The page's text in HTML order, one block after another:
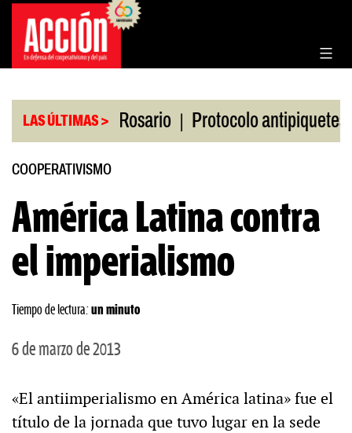
Saltar
contenido
LAS ÚLTIMAS >
la Bolsa de Rosario | Protocolo antipiquetes |
COOPERATIVISMO
América Latina contra
el imperialismo
Tiempo de lectura: un minuto
6 de marzo de 2013
«El antiimperialismo en América latina» fue el
título de la jornada que tuvo lugar en la sede